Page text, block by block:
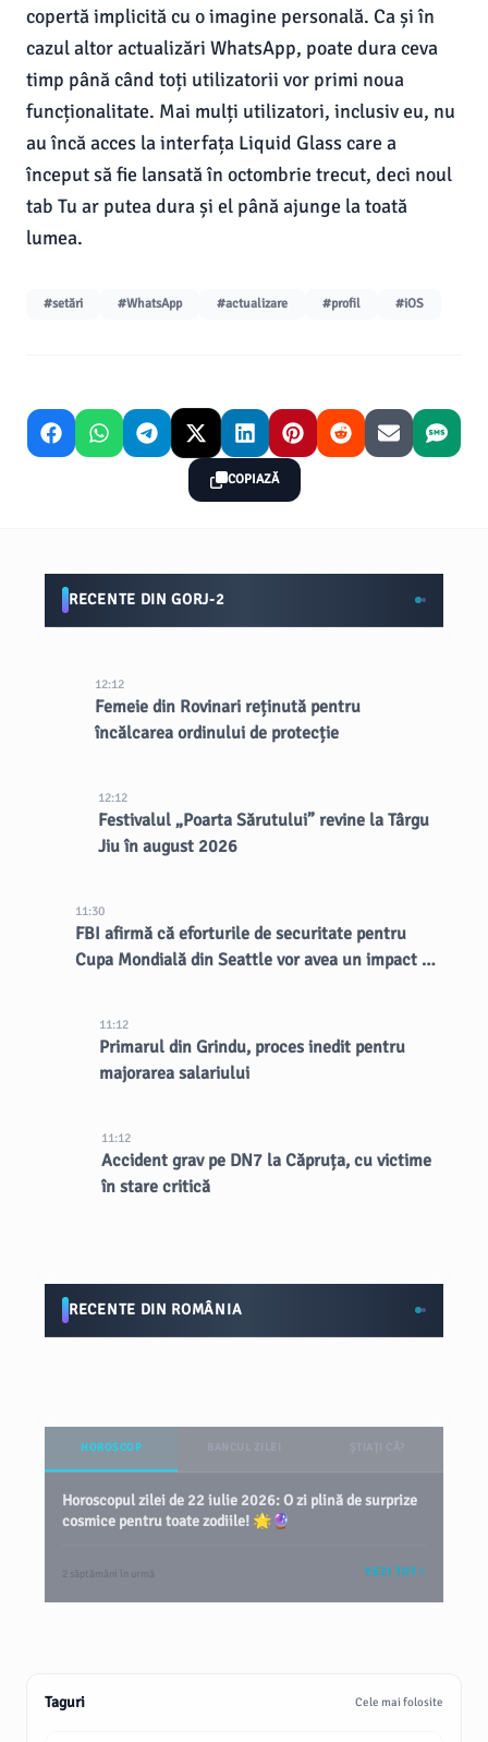
copertă implicită cu o imagine personală. Ca și în
cazul altor actualizări WhatsApp, poate dura ceva
timp până când toți utilizatorii vor primi noua
funcționalitate. Mai mulți utilizatori, inclusiv eu, nu
au încă acces la interfața Liquid Glass care a
început să fie lansată în octombrie trecut, deci noul
tab Tu ar putea dura și el până ajunge la toată
lumea.
#setări #WhatsApp #actualizare #profil #iOS
COPIAZĂ
RECENTE DIN GORJ-2
12:12
Femeie din Rovinari reținută pentru
încălcarea ordinului de protecție
12:12
Festivalul „Poarta Sărutului” revine la Târgu
Jiu în august 2026
11:30
FBI afirmă că eforturile de securitate pentru
Cupa Mondială din Seattle vor avea un impact de
11:12
Primarul din Grindu, proces inedit pentru
majorarea salariului
11:12
Accident grav pe DN7 la Căpruța, cu victime
în stare critică
RECENTE DIN ROMÂNIA
HOROSCOP
Horoscopul zilei de 22 iulie 2026: O zi plină de surprize
cosmice pentru toate zodiile! 🌟🔮
2 săptămâni în urmă VEZI TOT
Taguri Cele mai folosite